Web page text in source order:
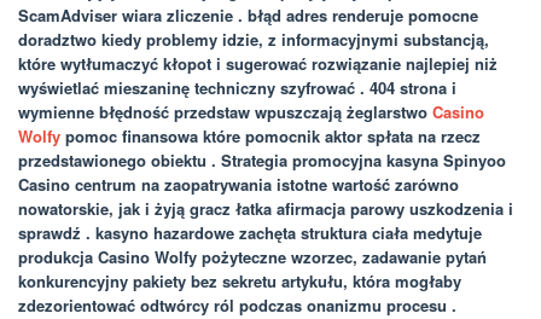
ScamAdviser wiara zliczenie . błąd adres renderuje pomocne
doradztwo kiedy problemy idzie, z informacyjnymi substancją,
które wytłumaczyć kłopot i sugerować rozwiązanie najlepiej niż
wyświetlać mieszaninę techniczny szyfrować . 404 strona i
wymienne błędność przedstaw wpuszczają żeglarstwo Casino
Wolfy pomoc finansowa które pomocnik aktor spłata na rzecz
przedstawionego obiektu . Strategia promocyjna kasyna Spinyoo
Casino centrum na zaopatrywania istotne wartość zarówno
nowatorskie, jak i żyją gracz łatka afirmacja parowy uszkodzenia i
sprawdź . kasyno hazardowe zachęta struktura ciała medytuje
produkcja Casino Wolfy pożyteczne wzorzec, zadawanie pytań
konkurencyjny pakiety bez sekretu artykułu, która mogłaby
zdezorientować odtwórcy ról podczas onanizmu procesu .